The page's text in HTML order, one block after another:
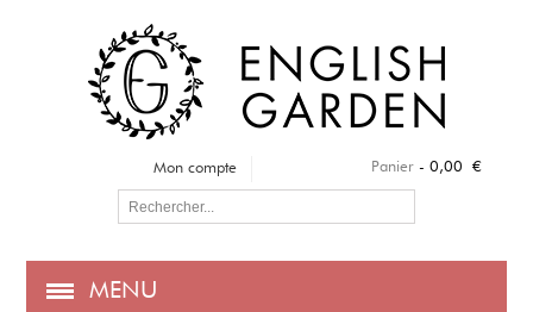
Panier - 0,00 €
Mon compte
MENU